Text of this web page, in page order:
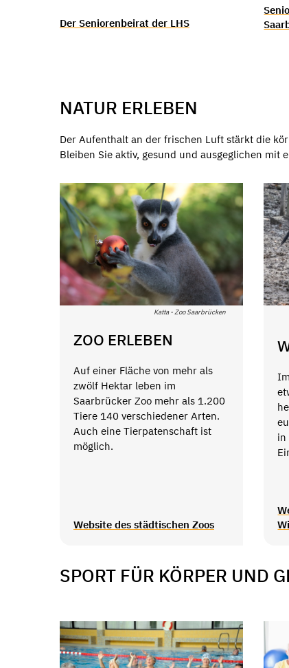
Der Seniorenbeirat der LHS
NATUR ERLEBEN
Der Aufenthalt an der frischen Luft stärkt die
Bleiben Sie aktiv, gesund und ausgeglichen mit
Katta - Zoo Saarbrücken
ZOO ERLEBEN
Auf einer Fläche von mehr als
zwölf Hektar leben im
Saarbrücker Zoo mehr als 1.200
Tiere 140 verschiedener Arten.
Auch eine Tierpatenschaft ist
möglich.
Website des städtischen Zoos
in
SPORT FÜR KÖRPER UND